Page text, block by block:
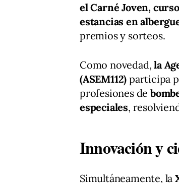
el Carné Joven,
estancias en
premios y sorteos.
Como novedad,la
(ASEM112) participa
profesiones de
especiales,
Innovación y
Simultáneamente, la